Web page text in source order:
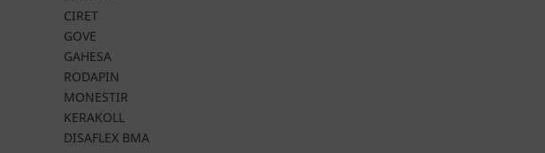
CIRET
GOVE
GAHESA
RODAPIN
MONESTIR
KERAKOLL
DISAFLEX BMA